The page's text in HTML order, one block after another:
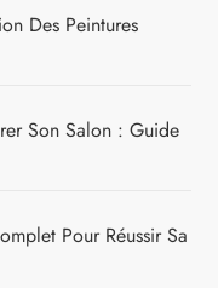
Des Peintures
Son Salon : Guide
Pour Réussir Sa